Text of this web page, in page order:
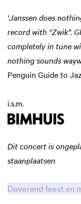
'Janssen does
record with “Zwik”.
completely in tune
nothing sounds
Penguin Guide to
i.s.m.
Dit concert is
staanplaatsen
Daverend feest en